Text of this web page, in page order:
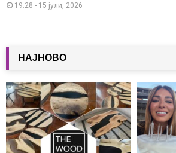
19:28 - 15 јули, 2026
НАЈНОВО